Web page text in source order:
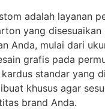
adalah layanan
yang disesuaikan
Anda, mulai dari
grafis pada
standar yang
khusus agar
brand Anda.